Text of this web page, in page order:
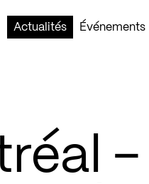
Actualités
Événements